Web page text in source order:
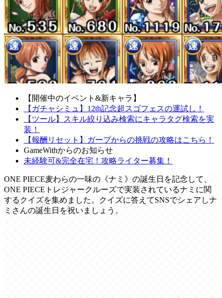
【開催中のイベント&新キャラ】
【ガチャシミュ】12th記念超スゴフェスの運試し！
【ツール】スキル絞り込み検索にキャラタグ検索を実
装！
【報酬リセット】ガープからの挑戦の攻略はこちら！
GameWithからのお知らせ
未経験可&完全在宅！攻略ライター募集！
ONE PIECE麦わらの一味の《ナミ》の誕生日を記念して、
ONE PIECEトレジャークルーズで実装されているナミに関
するクイズを集めました。クイズに答えてSNSでシェアしナ
ミさんの誕生日を祝いましょう。